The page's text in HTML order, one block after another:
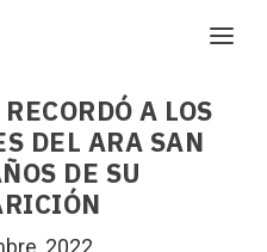
A LOS
DEL ARA SAN
DE SU
2022